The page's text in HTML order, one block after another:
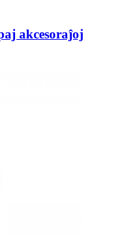
akcesoraĵoj